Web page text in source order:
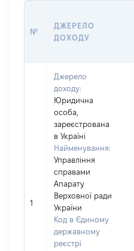
№
ДЖЕРЕЛО
ДОХОДУ
1
Джерело
доходу:
Юридична
особа,
зареєстрована
в Україні
Найменування:
Управління
справами
Апарату
Верховної ради
України
Код в Єдиному
державному
реєстрі